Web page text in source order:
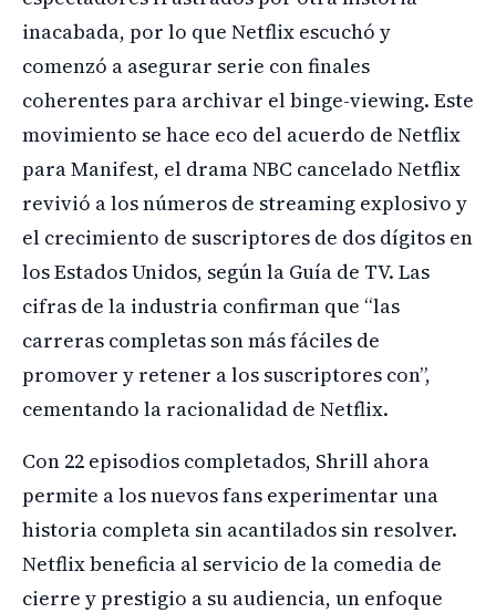
inacabada, por lo que Netflix escuchó y
comenzó a asegurar serie con finales
coherentes para archivar el binge-viewing. Este
movimiento se hace eco del acuerdo de Netflix
para Manifest, el drama NBC cancelado Netflix
revivió a los números de streaming explosivo y
el crecimiento de suscriptores de dos dígitos en
los Estados Unidos, según la Guía de TV. Las
cifras de la industria confirman que “las
carreras completas son más fáciles de
promover y retener a los suscriptores con”,
cementando la racionalidad de Netflix.
Con 22 episodios completados, Shrill ahora
permite a los nuevos fans experimentar una
historia completa sin acantilados sin resolver.
Netflix beneficia al servicio de la comedia de
cierre y prestigio a su audiencia, un enfoque